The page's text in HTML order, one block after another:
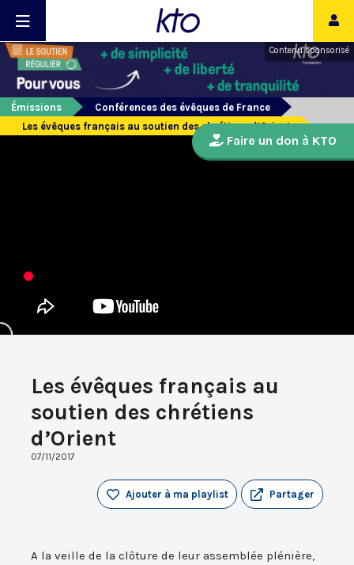
Contenu sponsorisé
Émissions
Conférences des évêques de France
Les évêques français au soutien des chrétiens d’Orient
Les évêques français au
soutien des chrétiens
d’Orient
07/11/2017
Partager
Ajouter à ma playlist
A la veille de la clôture de leur assemblée plénière,
Faire un don à KTO